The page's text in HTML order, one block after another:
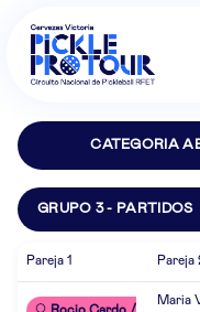
CATEGORIA
GRUPO 3 - PARTIDOS
Pareja 1 Pareja
Maria